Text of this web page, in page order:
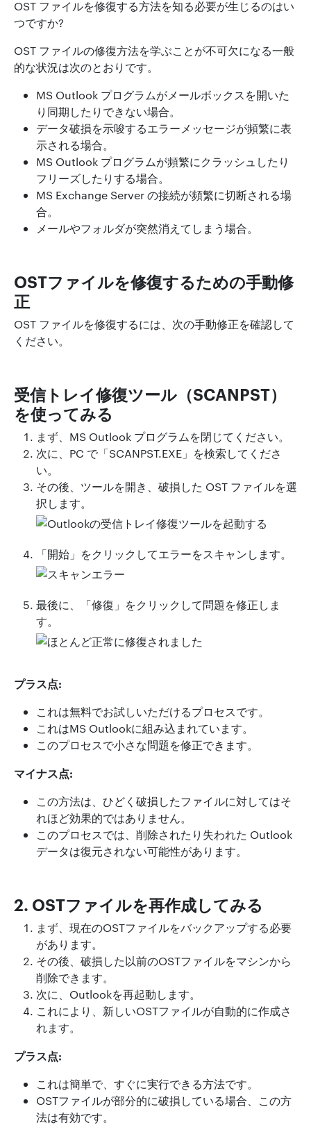
OST ファイルを修復する方法を知る必要が生じるのはい
つですか?
OST ファイルの修復方法を学ぶことが不可欠になる一般
的な状況は次のとおりです。
MS Outlook プログラムがメールボックスを開いた
り同期したりできない場合。
データ破損を示唆するエラーメッセージが頻繁に表
示される場合。
MS Outlook プログラムが頻繁にクラッシュしたり
フリーズしたりする場合。
MS Exchange Server の接続が頻繁に切断される場
合。
メールやフォルダが突然消えてしまう場合。
OSTファイルを修復するための手動修
正
OST ファイルを修復するには、次の手動修正を確認して
ください。
受信トレイ修復ツール（SCANPST）
を使ってみる
まず、MS Outlook プログラムを閉じてください。
次に、PC で「SCANPST.EXE」を検索してくださ
い。
その後、ツールを開き、破損した OST ファイルを選
択します。
「開始」をクリックしてエラーをスキャンします。
最後に、「修復」をクリックして問題を修正しま
す。
プラス点:
これは無料でお試しいただけるプロセスです。
これはMS Outlookに組み込まれています。
このプロセスで小さな問題を修正できます。
マイナス点:
この方法は、ひどく破損したファイルに対してはそ
れほど効果的ではありません。
このプロセスでは、削除されたり失われた Outlook
データは復元されない可能性があります。
2. OSTファイルを再作成してみる
まず、現在のOSTファイルをバックアップする必要
があります。
その後、破損した以前のOSTファイルをマシンから
削除できます。
次に、Outlookを再起動します。
これにより、新しいOSTファイルが自動的に作成さ
れます。
プラス点:
これは簡単で、すぐに実行できる方法です。
OSTファイルが部分的に破損している場合、この方
法は有効です。